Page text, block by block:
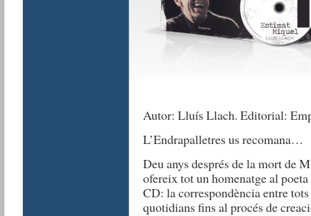
Autor: Lluís Llach. Editorial:
L’Endrapalletres us recomana…
Deu anys després de la mort de
ofereix tot un homenatge al
CD: la correspondència entre
quotidians fins al procés de